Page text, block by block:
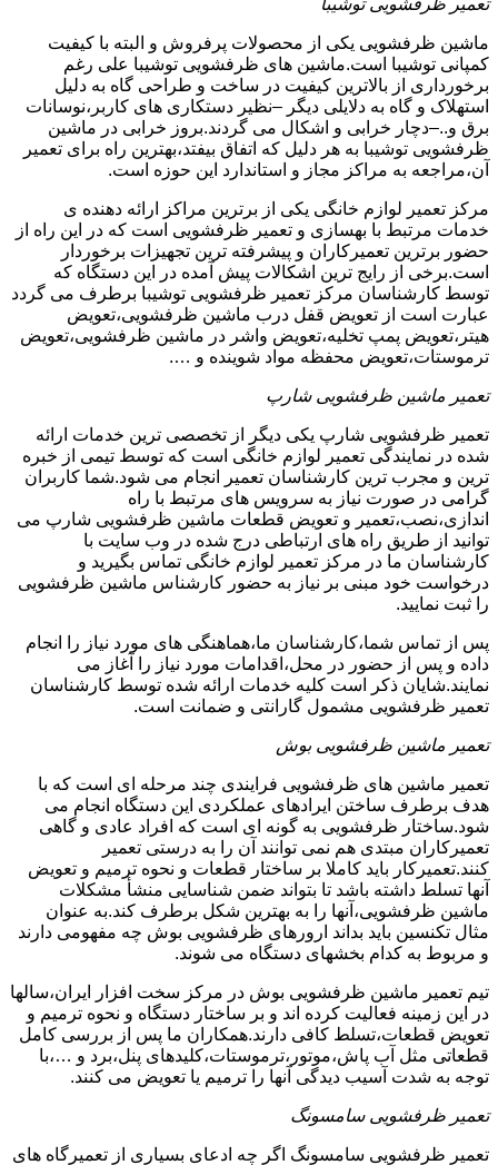
تعمیر ظرفشویی توشیبا
ماشین ظرفشویی یکی از محصولات پرفروش و البته با کیفیت
کمپانی توشیبا است.ماشین های ظرفشویی توشیبا علی رغم
برخورداری از بالاترین کیفیت در ساخت و طراحی گاه به دلیل
استهلاک و گاه به دلایلی دیگر –نظیر دستکاری های کاربر،نوسانات
برق و..–دچار خرابی و اشکال می گردند.بروز خرابی در ماشین
ظرفشویی توشیبا به هر دلیل که اتفاق بیفتد،بهترین راه برای تعمیر
آن،مراجعه به مراکز مجاز و استاندارد این حوزه است.
مرکز تعمیر لوازم خانگی یکی از برترین مراکز ارائه دهنده ی
خدمات مرتبط با بهسازی و تعمیر ظرفشویی است که در این راه از
حضور برترین تعمیرکاران و پیشرفته ترین تجهیزات برخوردار
است.برخی از رایج ترین اشکالات پیش آمده در این دستگاه که
توسط کارشناسان مرکز تعمیر ظرفشویی توشیبا برطرف می گردد
عبارت است از تعویض قفل درب ماشین ظرفشویی،تعویض
هیتر،تعویض پمپ تخلیه،تعویض واشر در ماشین ظرفشویی،تعویض
ترموستات،تعویض محفظه مواد شوینده و ….
تعمیر ماشین ظرفشویی شارپ
تعمیر ظرفشویی شارپ یکی دیگر از تخصصی ترین خدمات ارائه
شده در نمایندگی تعمیر لوازم خانگی است که توسط تیمی از خبره
ترین و مجرب ترین کارشناسان تعمیر انجام می شود.شما کاربران
گرامی در صورت نیاز به سرویس های مرتبط با راه
اندازی،نصب،تعمیر و تعویض قطعات ماشین ظرفشویی شارپ می
توانید از طریق راه های ارتباطی درج شده در وب سایت با
کارشناسان ما در مرکز تعمیر لوازم خانگی تماس بگیرید و
درخواست خود مبنی بر نیاز به حضور کارشناس ماشین ظرفشویی
را ثبت نمایید.
پس از تماس شما،کارشناسان ما،هماهنگی های مورد نیاز را انجام
داده و پس از حضور در محل،اقدامات مورد نیاز را آغاز می
نمایند.شایان ذکر است کلیه خدمات ارائه شده توسط کارشناسان
تعمیر ظرفشویی مشمول گارانتی و ضمانت است.
تعمیر ماشین ظرفشویی بوش
تعمیر ماشین های ظرفشویی فرایندی چند مرحله ای است که با
هدف برطرف ساختن ایرادهای عملکردی این دستگاه انجام می
شود.ساختار ظرفشویی به گونه ای است که افراد عادی و گاهی
تعمیرکاران مبتدی هم نمی توانند آن را به درستی تعمیر
کنند.تعمیرکار باید کاملا بر ساختار قطعات و نحوه ترمیم و تعویض
آنها تسلط داشته باشد تا بتواند ضمن شناسایی منشأ مشکلات
ماشین ظرفشویی،آنها را به بهترین شکل برطرف کند.به عنوان
مثال تکنسین باید بداند ارورهای ظرفشویی بوش چه مفهومی دارند
و مربوط به کدام بخشهای دستگاه می شوند.
تیم تعمیر ماشین ظرفشویی بوش در مرکز سخت افزار ایران،سالها
در این زمینه فعالیت کرده اند و بر ساختار دستگاه و نحوه ترمیم و
تعویض قطعات،تسلط کافی دارند.همکاران ما پس از بررسی کامل
قطعاتی مثل آب پاش،موتور،ترموستات،کلیدهای پنل،برد و …،با
توجه به شدت آسیب دیدگی آنها را ترمیم یا تعویض می کنند.
تعمیر ظرفشویی سامسونگ
تعمیر ظرفشویی سامسونگ اگر چه ادعای بسیاری از تعمیرگاه های